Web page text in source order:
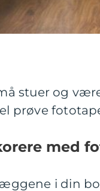
stuer og
prøve
med
i din